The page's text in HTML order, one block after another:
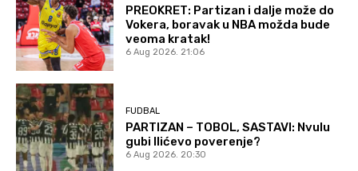
PREOKRET: Partizan i dalje može do
Vokera, boravak u NBA možda bude
veoma kratak!
6 Aug 2026. 21:06
FUDBAL
PARTIZAN – TOBOL, SASTAVI: Nvulu
gubi Ilićevo poverenje?
6 Aug 2026. 20:30